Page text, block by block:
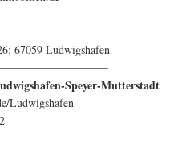
67059 Ludwigshafen
Speyer-Mutterstadt
Ludwigshafen